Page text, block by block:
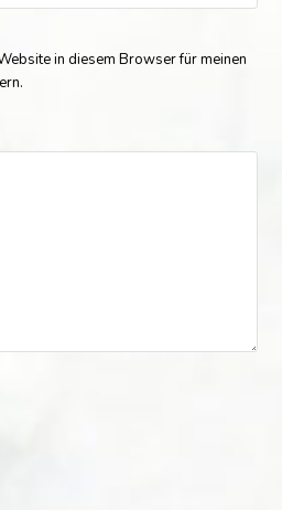
in diesem Browser für meinen